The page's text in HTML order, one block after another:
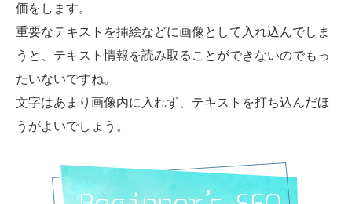
価をします。
重要なテキストを挿絵などに画像として入れ込んでしま
うと、テキスト情報を読み取ることができないのでもっ
たいないですね。
文字はあまり画像内に入れず、テキストを打ち込んだほ
うがよいでしょう。